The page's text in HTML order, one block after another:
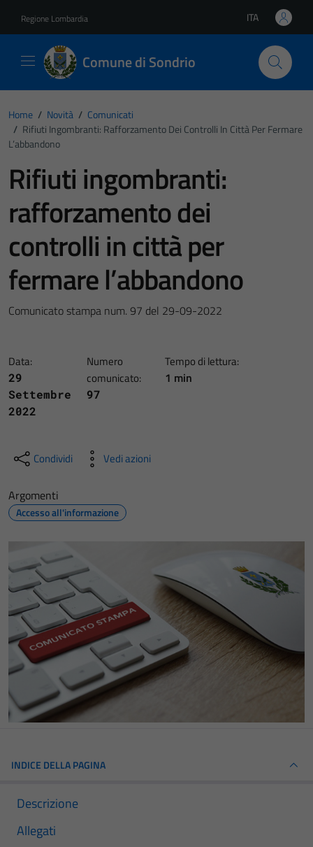
Regione Lombardia Lingua attiva:
ITA
Comune di Sondrio
Home / Novità / Comunicati
/ Rifiuti Ingombranti: Rafforzamento Dei Controlli In Città Per Fermare
L’abbandono
Rifiuti ingombranti:
rafforzamento dei
controlli in città per
fermare l’abbandono
Comunicato stampa num. 97 del 29-09-2022
Data:
29
Settembre
2022
Numero
comunicato:
97
Tempo di lettura:
1 min
Condividi Vedi azioni
Argomenti
Accesso all'informazione
INDICE DELLA PAGINA
Descrizione
Allegati